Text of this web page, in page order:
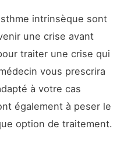
intrinsèque sont
une crise avant
traiter une crise qui
vous prescrira
à votre cas
également à peser le
option de traitement.